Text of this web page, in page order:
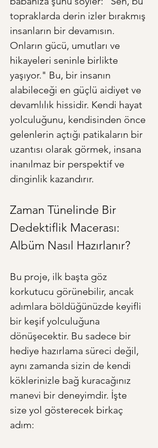
topraklarda derin izler bırakmış
insanların bir devamısın.
Onların gücü, umutları ve
hikayeleri seninle birlikte
yaşıyor." Bu, bir insanın
alabileceği en güçlü aidiyet ve
devamlılık hissidir. Kendi hayat
yolculuğunu, kendisinden önce
gelenlerin açtığı patikaların bir
uzantısı olarak görmek, insana
inanılmaz bir perspektif ve
dinginlik kazandırır.
Zaman Tünelinde Bir
Dedektiflik Macerası:
Albüm Nasıl Hazırlanır?
Bu proje, ilk başta göz
korkutucu görünebilir, ancak
adımlara böldüğünüzde keyifli
bir keşif yolculuğuna
dönüşecektir. Bu sadece bir
hediye hazırlama süreci değil,
aynı zamanda sizin de kendi
köklerinizle bağ kuracağınız
manevi bir deneyimdir. İşte
size yol gösterecek birkaç
adım: